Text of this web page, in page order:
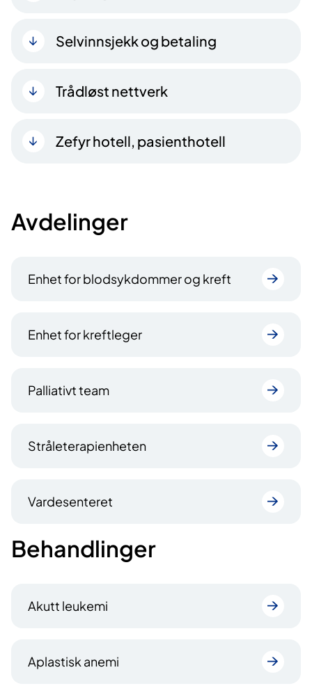
Selvinnsjekk og betaling
Trådløst nettverk
Zefyr hotell, pasienthotell
Avdelinger
Enhet for blodsykdommer og kreft
Enhet for kreftleger
Palliativt team
Stråleterapienheten
Vardesenteret
Behandlinger
Akutt leukemi
Aplastisk anemi